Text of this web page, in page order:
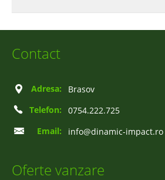
Contact
Adresa:
Brasov
Telefon:
0754.222.725
Email:
info@dinamic-impact.ro
Oferte vanzare